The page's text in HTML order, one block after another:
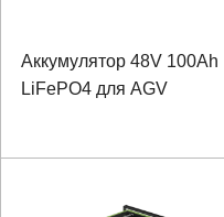
Аккумулятор 48V 100Ah
LiFePO4 для AGV